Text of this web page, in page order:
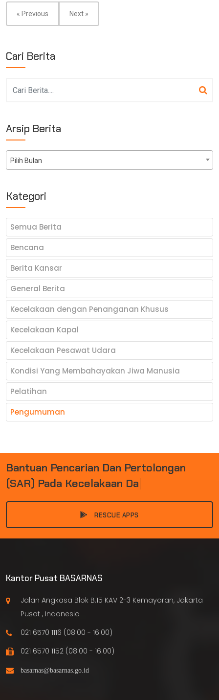
« Previous Next »
Cari Berita
Arsip Berita
Pilih Bulan
Kategori
Semua Berita
Bencana
Berita Kansar
General Berita
Kecelakaan dengan Penanganan Khusus
Kecelakaan Kapal
Kecelakaan Pesawat Udara
Kondisi Yang Membahayakan Jiwa Manusia
Pelatihan
Pengumuman
BANTUAN PENCARIAN DAN PERTOLONGAN
(SAR) PADA KECELAKAAN DA
RESCUE APPS
Kantor Pusat BASARNAS
Jalan Angkasa Blok B.15 KAV 2-3 Kemayoran, Jakarta
Pusat , Indonesia
021 6570 1116 (08.00 - 16.00)
021 6570 1152 (08.00 - 16.00)